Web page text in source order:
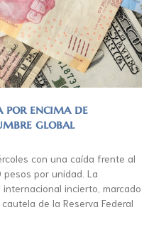
por encima de
global
con una caída frente al
pesos por unidad. La
incierto, marcado
de la Reserva Federal